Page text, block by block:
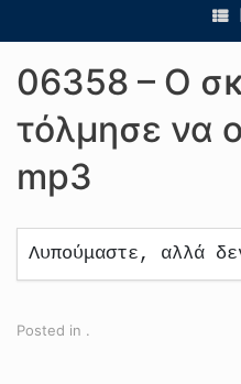
06358 – Ο
τόλμησε να
mp3
Λυπούμαστε, αλλά
Posted in .